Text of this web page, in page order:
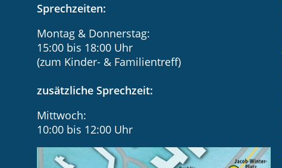
Sprechzeiten:
Montag & Donnerstag:
15:00 bis 18:00 Uhr
(zum Kinder- & Familientreff)
zusätzliche Sprechzeit:
Mittwoch:
10:00 bis 12:00 Uhr